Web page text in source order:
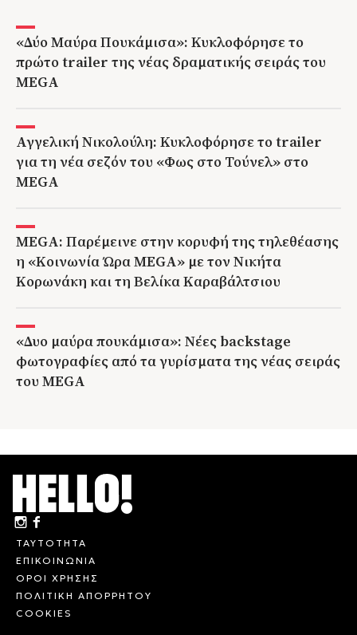
«Δύο Μαύρα Πουκάμισα»: Κυκλοφόρησε το
πρώτο trailer της νέας δραματικής σειράς του
MEGA
Αγγελική Νικολούλη: Κυκλοφόρησε το trailer
για τη νέα σεζόν του «Φως στο Τούνελ» στο
MEGA
MEGA: Παρέμεινε στην κορυφή της τηλεθέασης
η «Κοινωνία Ώρα MEGA» με τον Νικήτα
Κορωνάκη και τη Βελίκα Καραβάλτσιου
«Δυο μαύρα πουκάμισα»: Νέες backstage
φωτογραφίες από τα γυρίσματα της νέας σειράς
του MEGA
ΤΑΥΤΟΤΗΤΑ
ΕΠΙΚΟΙΝΩΝΙΑ
ΟΡΟΙ ΧΡΗΣΗΣ
ΠΟΛΙΤΙΚΗ ΑΠΟΡΡΗΤΟΥ
COOKIES